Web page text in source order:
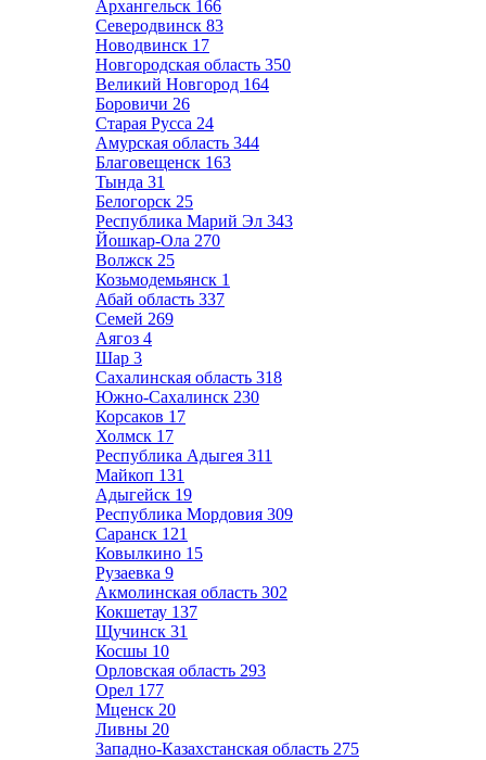
Архангельск 166
Северодвинск 83
Новодвинск 17
Новгородская область 350
Великий Новгород 164
Боровичи 26
Старая Русса 24
Амурская область 344
Благовещенск 163
Тында 31
Белогорск 25
Республика Марий Эл 343
Йошкар-Ола 270
Волжск 25
Козьмодемьянск 1
Абай область 337
Семей 269
Аягоз 4
Шар 3
Сахалинская область 318
Южно-Сахалинск 230
Корсаков 17
Холмск 17
Республика Адыгея 311
Майкоп 131
Адыгейск 19
Республика Мордовия 309
Саранск 121
Ковылкино 15
Рузаевка 9
Акмолинская область 302
Кокшетау 137
Щучинск 31
Косшы 10
Орловская область 293
Орел 177
Мценск 20
Ливны 20
Западно-Казахстанская область 275